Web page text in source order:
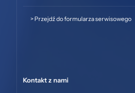
> Przejdź do formularza serwisowego
Kontakt z nami